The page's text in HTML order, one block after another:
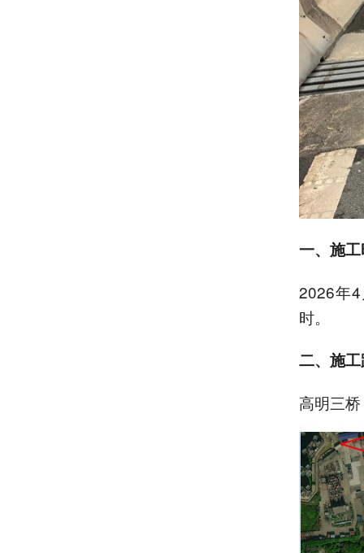
一、施
2026年
时。
二、施
高明三